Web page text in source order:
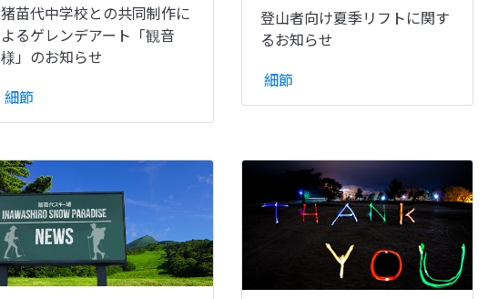
猪苗代中学校との共同制作に
よるゲレンデアート「観音
様」のお知らせ
細節
登山者向け夏季リフトに関す
るお知らせ
細節